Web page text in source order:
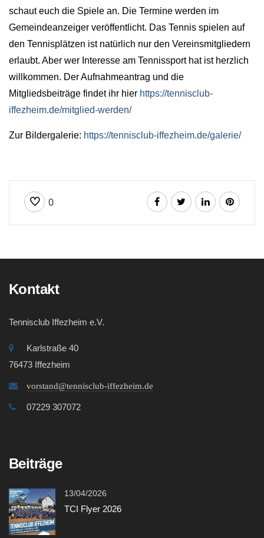
schaut euch die Spiele an. Die Termine werden im
Gemeindeanzeiger veröffentlicht. Das Tennis spielen auf
den Tennisplätzen ist natürlich nur den Vereinsmitgliedern
erlaubt. Aber wer Interesse am Tennissport hat ist herzlich
willkommen. Der Aufnahmeantrag und die
Mitgliedsbeiträge findet ihr hier https://tennisclub-
iffezheim.de/mitglied-werden/
Zur Bildergalerie: https://tennisclub-iffezheim.de/galerie/
0
Kontakt
Tennisclub Iffezheim e.V.
Karlstraße 40
76473 Iffezheim
vorstand@tennisclub-iffezheim.de
07229 307072
Beiträge
13/04/2026
TCI Flyer 2026